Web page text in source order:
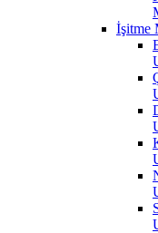
İşitme